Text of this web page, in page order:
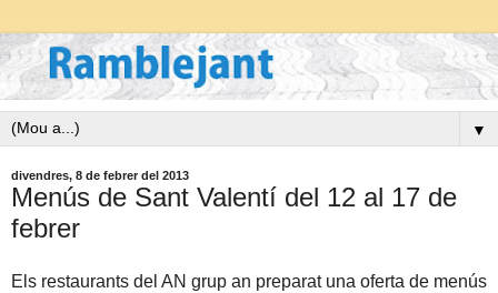
▼
divendres, 8 de febrer del 2013
Menús de Sant Valentí del 12 al 17 de
febrer
Els restaurants del AN grup an preparat una oferta de menús